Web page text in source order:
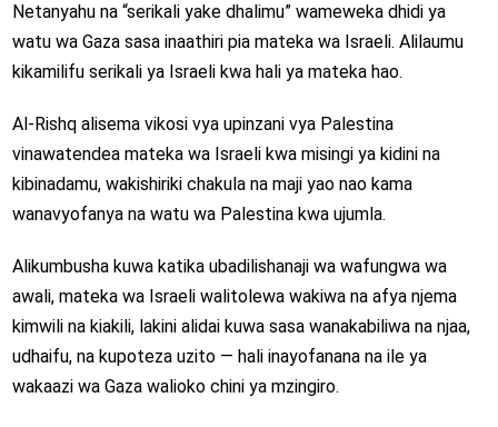
Netanyahu na “serikali yake dhalimu” wameweka dhidi ya
watu wa Gaza sasa inaathiri pia mateka wa Israeli. Alilaumu
kikamilifu serikali ya Israeli kwa hali ya mateka hao.
Al-Rishq alisema vikosi vya upinzani vya Palestina
vinawatendea mateka wa Israeli kwa misingi ya kidini na
kibinadamu, wakishiriki chakula na maji yao nao kama
wanavyofanya na watu wa Palestina kwa ujumla.
Alikumbusha kuwa katika ubadilishanaji wa wafungwa wa
awali, mateka wa Israeli walitolewa wakiwa na afya njema
kimwili na kiakili, lakini alidai kuwa sasa wanakabiliwa na njaa,
udhaifu, na kupoteza uzito — hali inayofanana na ile ya
wakaazi wa Gaza walioko chini ya mzingiro.